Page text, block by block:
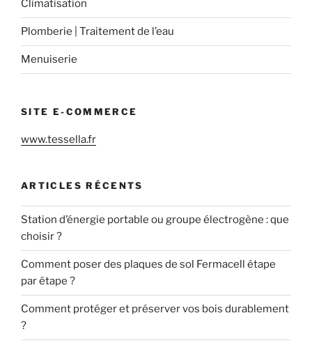
Climatisation
Plomberie | Traitement de l’eau
Menuiserie
SITE E-COMMERCE
www.tessella.fr
ARTICLES RÉCENTS
Station d’énergie portable ou groupe électrogène : que
choisir ?
Comment poser des plaques de sol Fermacell étape
par étape ?
Comment protéger et préserver vos bois durablement
?